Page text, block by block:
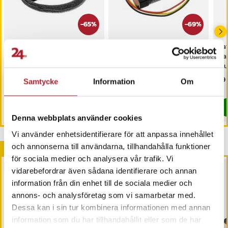
Samtycke Information Om
Denna webbplats använder cookies
Vi använder enhetsidentifierare för att anpassa innehållet
och annonserna till användarna, tillhandahålla funktioner
för sociala medier och analysera vår trafik. Vi
vidarebefordrar även sådana identifierare och annan
information från din enhet till de sociala medier och
annons- och analysföretag som vi samarbetar med.
Dessa kan i sin tur kombinera informationen med annan
information som du har tillhandahållit eller som de har
-65%
Batteri PR-633496 till
Harman Kardon Onyx
Nuvarande pris:
99 krTidigare pris
99 kr 279 kr
-69%
Batteri ICR22650 till
Nuvarande pris
99 krTidigare pris 319 kr
99 kr 319 kr
Andra köpte också
BÄSTSÄLJARE